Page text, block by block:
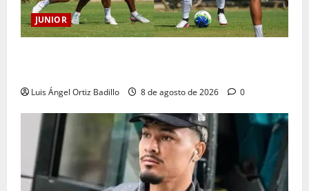
JUNIOR
Luis Ángel Ortiz Badillo 8 de agosto de 2026 0